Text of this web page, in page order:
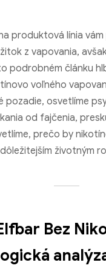
produktová línia vám
z vapovania,
podrobném článku
voľného
pozadie, osvetlíme
od fajčenia,
prečo by
životným
Bez